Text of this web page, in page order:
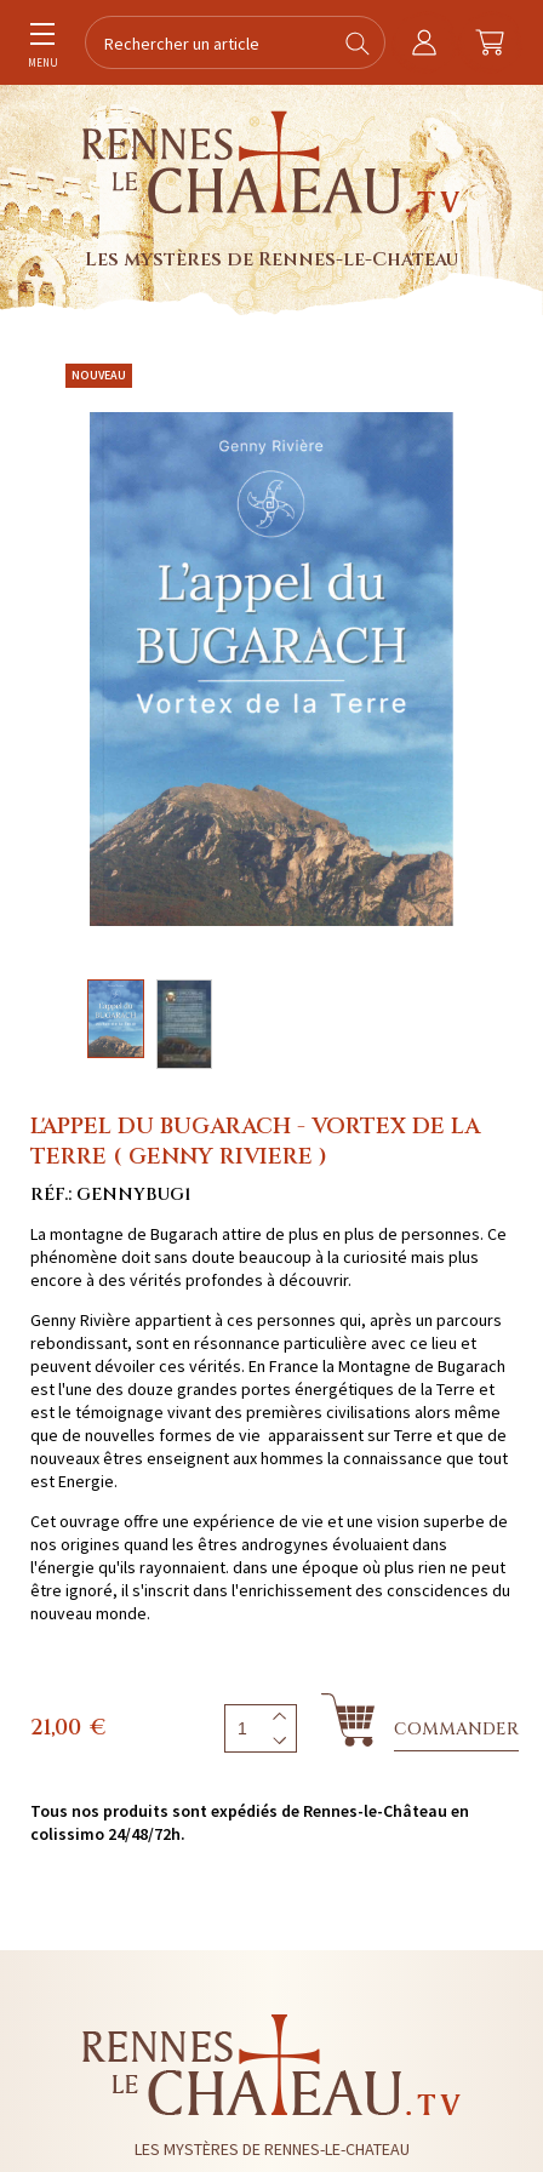
MENU
Les mystères de Rennes-le-Chateau
NOUVEAU
L'APPEL DU BUGARACH - VORTEX DE LA
TERRE ( GENNY RIVIERE )
RÉF.: GENNYBUG1
La montagne de Bugarach attire de plus en plus de personnes. Ce
phénomène doit sans doute beaucoup à la curiosité mais plus
encore à des vérités profondes à découvrir.
Genny Rivière appartient à ces personnes qui, après un parcours
rebondissant, sont en résonnance particulière avec ce lieu et
peuvent dévoiler ces vérités. En France la Montagne de Bugarach
est l'une des douze grandes portes énergétiques de la Terre et
est le témoignage vivant des premières civilisations alors même
que de nouvelles formes de vie apparaissent sur Terre et que de
nouveaux êtres enseignent aux hommes la connaissance que tout
est Energie.
Cet ouvrage offre une expérience de vie et une vision superbe de
nos origines quand les êtres androgynes évoluaient dans
l'énergie qu'ils rayonnaient. dans une époque où plus rien ne peut
être ignoré, il s'inscrit dans l'enrichissement des conscidences du
nouveau monde.
21,00 € COMMANDER
Tous nos produits sont expédiés de Rennes-le-Château en
colissimo 24/48/72h.
LES MYSTÈRES DE RENNES-LE-CHATEAU